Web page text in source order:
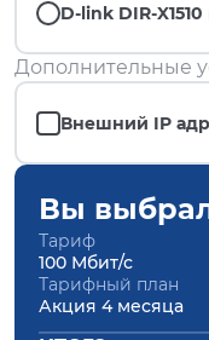
D-link DIR-X1510
Дополнительные
Внешний IP
Вы
Тариф
100 Мбит/с
Тарифный план
Акция 4 месяца